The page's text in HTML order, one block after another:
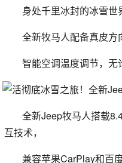
身处千里冰封的冰雪世
全新牧马人配备真皮方
智能空调温度调节，无
全新Jeep牧马人搭载
互技术，
兼容苹果CarPlay和百